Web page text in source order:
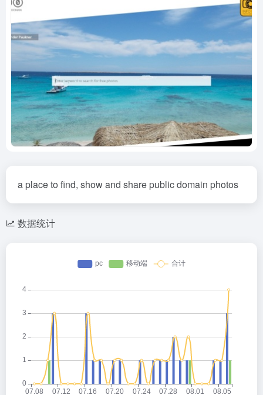
a place to find, show and share public domain photos
数据统计